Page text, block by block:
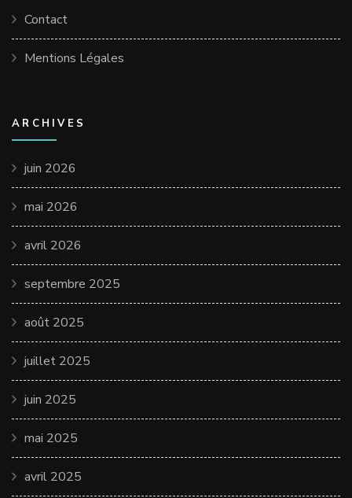
Contact
Mentions Légales
ARCHIVES
juin 2026
mai 2026
avril 2026
septembre 2025
août 2025
juillet 2025
juin 2025
mai 2025
avril 2025